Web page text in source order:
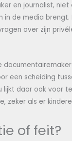
en journalist, niet
in de media
over zijn
een scheiding
lijkt daar ook voor
zeker als er
of feit?